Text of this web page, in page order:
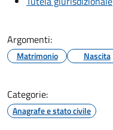
Argomenti:
Matrimonio Nascita
Categorie:
Anagrafe e stato civile